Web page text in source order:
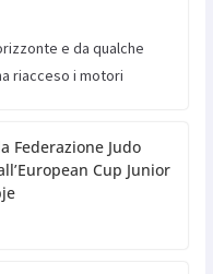
e da qualche
riacceso i motori
Federazione Judo
Cup Junior